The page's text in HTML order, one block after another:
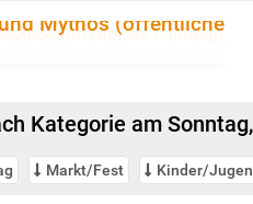
Mythos (öffentliche
Kategorie am
Markt/Fest Kinder/